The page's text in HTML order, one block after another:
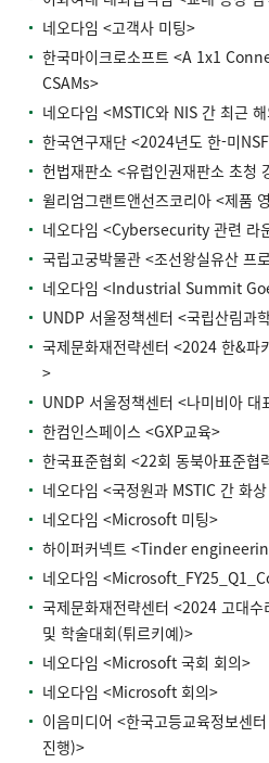
네오다임 <고객사 미팅>
한국마이크로소프트 <A 1x1
CSAMs>
네오다임 <MSTIC와 NIS 간 최근
한국연구재단 <2024년도 한-미
헌법재판소 <유럽인권재판소 초청
윌리엄그랜트앤선즈코리아 <제품
네오다임 <Cybersecurity 관련 라
국립고궁박물관 <조선왕실유산 프
네오다임 <Industrial Summit
UNDP 서울정책센터 <국립산림과
국제문화재전략센터 <2024 한&파
>
UNDP 서울정책센터 <나미비아 대
한컴인스페이스 <GXP교육>
한국표준협회 <22회 동북아표준협
네오다임 <국정원과 MSTIC 간 화
네오다임 <Microsoft 미팅>
하이퍼커넥트 <Tinder
네오다임
국제문화재전략센터 <2024 고대
및 학술대회(튀르키예)>
네오다임 <Microsoft 국회 회의>
네오다임 <Microsoft 회의>
이음미디어 <한국고등교육정보센
진행)>